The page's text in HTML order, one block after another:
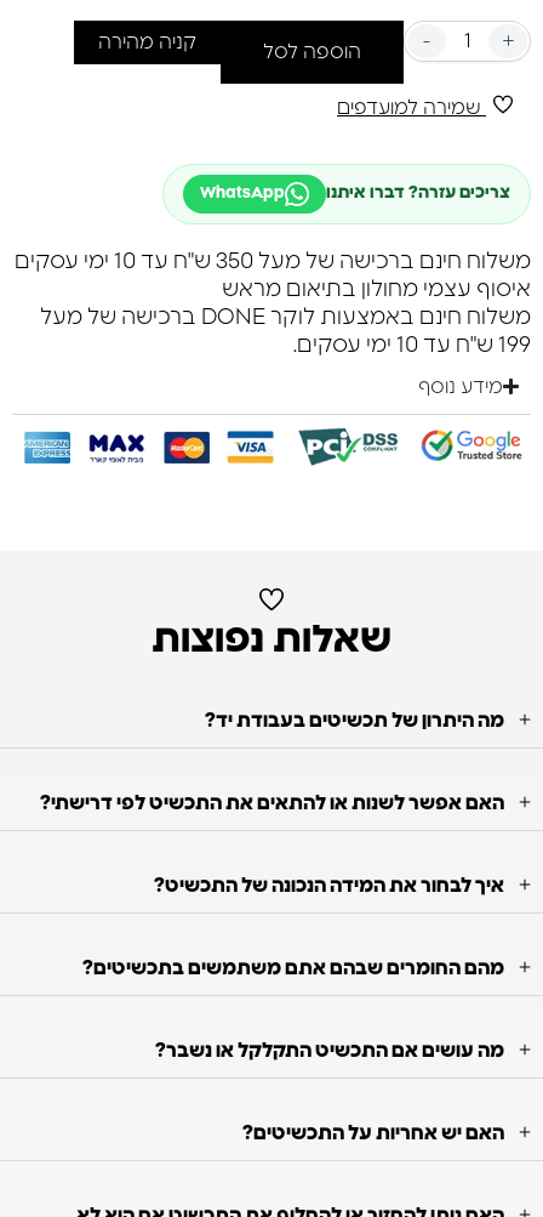
- +
הוספה לסל קניה מהירה
שמירה למועדפים
צריכים עזרה? דברו איתנו WhatsApp
משלוח חינם ברכישה של מעל 350 ש"ח עד 10 ימי עסקים
איסוף עצמי מחולון בתיאום מראש
משלוח חינם באמצעות לוקר DONE ברכישה של מעל
199 ש"ח עד 10 ימי עסקים.
מידע נוסף
שאלות נפוצות
מה היתרון של תכשיטים בעבודת יד?
האם אפשר לשנות או להתאים את התכשיט לפי דרישתי?
איך לבחור את המידה הנכונה של התכשיט?
מהם החומרים שבהם אתם משתמשים בתכשיטים?
מה עושים אם התכשיט התקלקל או נשבר?
האם יש אחריות על התכשיטים?